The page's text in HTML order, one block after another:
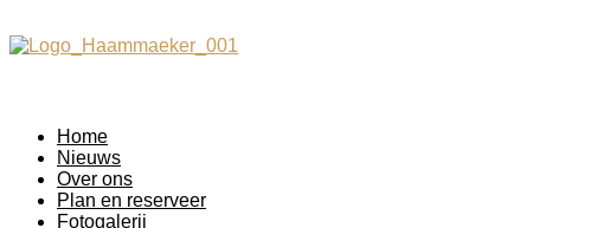
Home
Nieuws
Over ons
Plan en reserveer
Fotogalerij